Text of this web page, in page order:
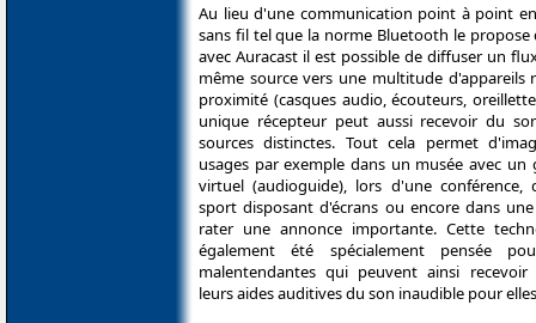
Au lieu d'une communication point à point
sans fil tel que la norme Bluetooth le propose
avec Auracast il est possible de diffuser un
même source vers une multitude d'appareils
proximité (casques audio, écouteurs,
unique récepteur peut aussi recevoir du
sources distinctes. Tout cela permet
usages par exemple dans un musée avec
virtuel (audioguide), lors d'une conférence,
sport disposant d'écrans ou encore dans
rater une annonce importante. Cette
également été spécialement pensée
malentendantes qui peuvent ainsi recevoir
leurs aides auditives du son inaudible pour